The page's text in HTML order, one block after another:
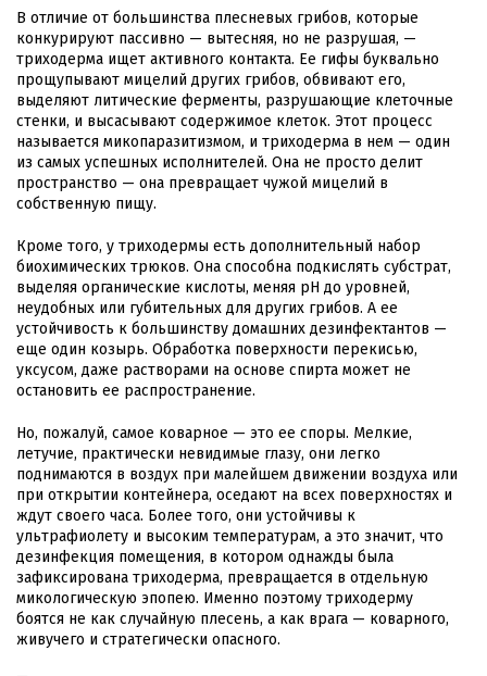
В отличие от большинства плесневых грибов, которые
конкурируют пассивно — вытесняя, но не разрушая, —
триходерма ищет активного контакта. Ее гифы буквально
прощупывают мицелий других грибов, обвивают его,
выделяют литические ферменты, разрушающие клеточные
стенки, и высасывают содержимое клеток. Этот процесс
называется микопаразитизмом, и триходерма в нем — один
из самых успешных исполнителей. Она не просто делит
пространство — она превращает чужой мицелий в
собственную пищу.
Кроме того, у триходермы есть дополнительный набор
биохимических трюков. Она способна подкислять субстрат,
выделяя органические кислоты, меняя pH до уровней,
неудобных или губительных для других грибов. А ее
устойчивость к большинству домашних дезинфектантов —
еще один козырь. Обработка поверхности перекисью,
уксусом, даже растворами на основе спирта может не
остановить ее распространение.
Но, пожалуй, самое коварное — это ее споры. Мелкие,
летучие, практически невидимые глазу, они легко
поднимаются в воздух при малейшем движении воздуха или
при открытии контейнера, оседают на всех поверхностях и
ждут своего часа. Более того, они устойчивы к
ультрафиолету и высоким температурам, а это значит, что
дезинфекция помещения, в котором однажды была
зафиксирована триходерма, превращается в отдельную
микологическую эпопею. Именно поэтому триходерму
боятся не как случайную плесень, а как врага — коварного,
живучего и стратегически опасного.